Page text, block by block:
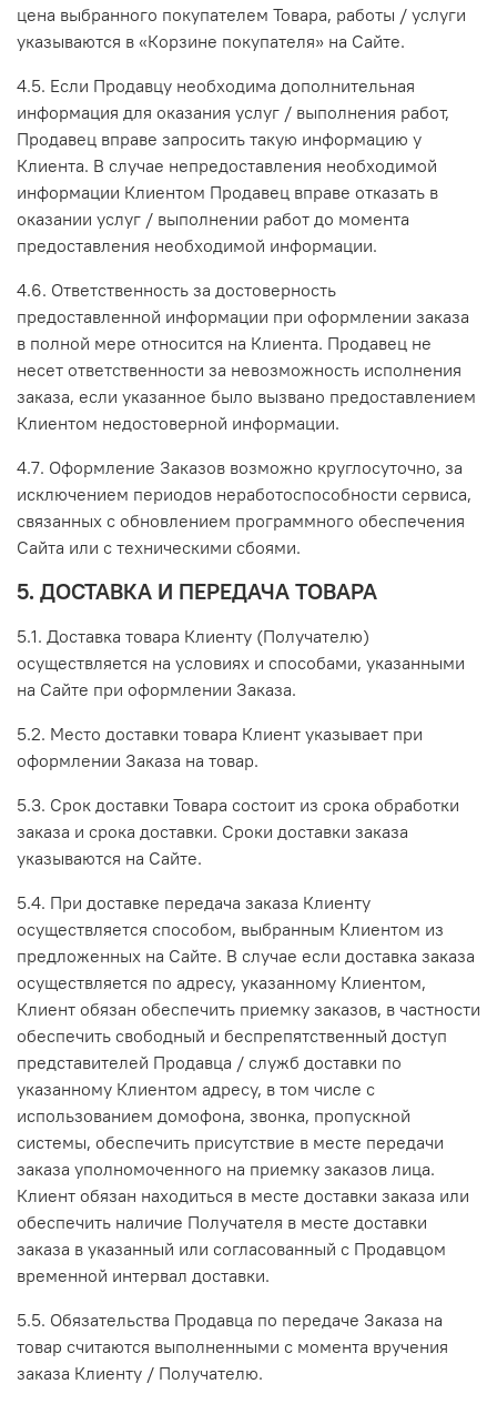
цена выбранного покупателем Товара, работы / услуги
указываются в «Корзине покупателя» на Сайте.
4.5. Если Продавцу необходима дополнительная
информация для оказания услуг / выполнения работ,
Продавец вправе запросить такую информацию у
Клиента. В случае непредоставления необходимой
информации Клиентом Продавец вправе отказать в
оказании услуг / выполнении работ до момента
предоставления необходимой информации.
4.6. Ответственность за достоверность
предоставленной информации при оформлении заказа
в полной мере относится на Клиента. Продавец не
несет ответственности за невозможность исполнения
заказа, если указанное было вызвано предоставлением
Клиентом недостоверной информации.
4.7. Оформление Заказов возможно круглосуточно, за
исключением периодов неработоспособности сервиса,
связанных с обновлением программного обеспечения
Сайта или с техническими сбоями.
5. ДОСТАВКА И ПЕРЕДАЧА ТОВАРА
5.1. Доставка товара Клиенту (Получателю)
осуществляется на условиях и способами, указанными
на Сайте при оформлении Заказа.
5.2. Место доставки товара Клиент указывает при
оформлении Заказа на товар.
5.3. Срок доставки Товара состоит из срока обработки
заказа и срока доставки. Сроки доставки заказа
указываются на Сайте.
5.4. При доставке передача заказа Клиенту
осуществляется способом, выбранным Клиентом из
предложенных на Сайте. В случае если доставка заказа
осуществляется по адресу, указанному Клиентом,
Клиент обязан обеспечить приемку заказов, в частности
обеспечить свободный и беспрепятственный доступ
представителей Продавца / служб доставки по
указанному Клиентом адресу, в том числе с
использованием домофона, звонка, пропускной
системы, обеспечить присутствие в месте передачи
заказа уполномоченного на приемку заказов лица.
Клиент обязан находиться в месте доставки заказа или
обеспечить наличие Получателя в месте доставки
заказа в указанный или согласованный с Продавцом
временной интервал доставки.
5.5. Обязательства Продавца по передаче Заказа на
товар считаются выполненными с момента вручения
заказа Клиенту / Получателю.